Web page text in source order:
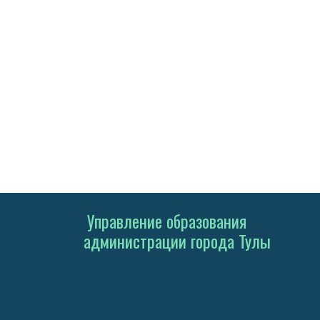
Управление образования
администрации города Тулы